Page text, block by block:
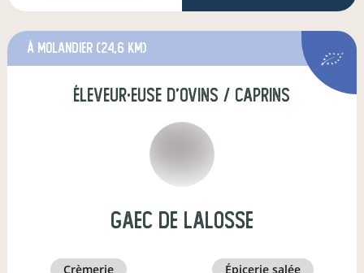
à Molandier (24,6 km)
éleveur·euse d'ovins / caprins
GAEC DE LALOSSE
crèmerie épicerie salée